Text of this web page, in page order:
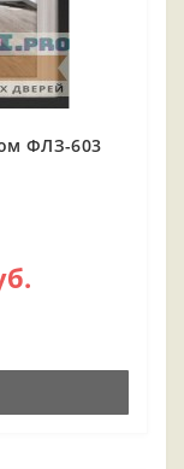
ФЛЗ-603